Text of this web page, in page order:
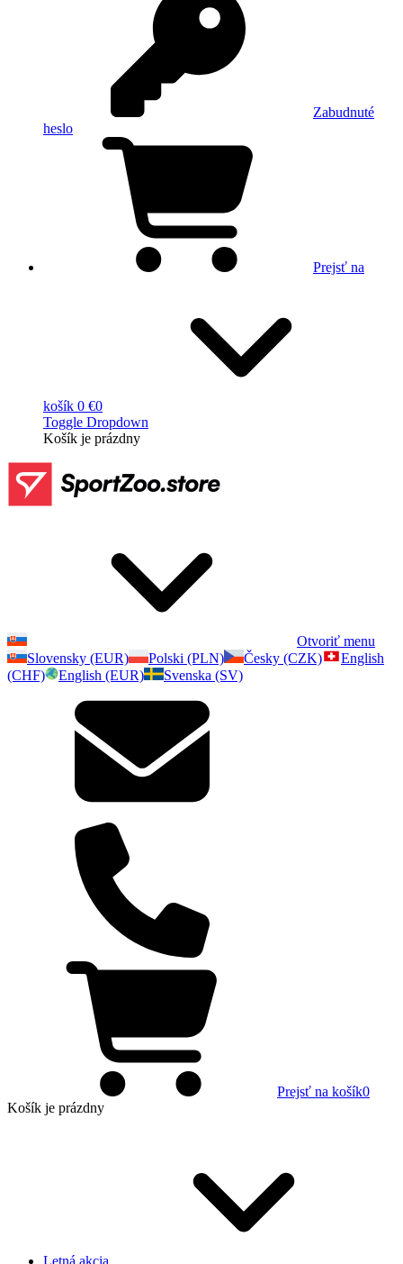
Zabudnuté
heslo
Prejsť na
košík 0 €0
Toggle Dropdown
Košík je prázdny
Otvoriť menu
Slovensky (EUR)
Polski (PLN) Česky (CZK)
English
(CHF)
English (EUR) Svenska (SV)
Prejsť na košík0
Košík je prázdny
Letná akcia